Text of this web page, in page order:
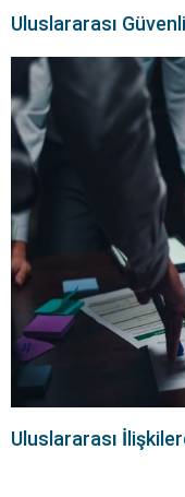
Uluslararası
Uluslararası